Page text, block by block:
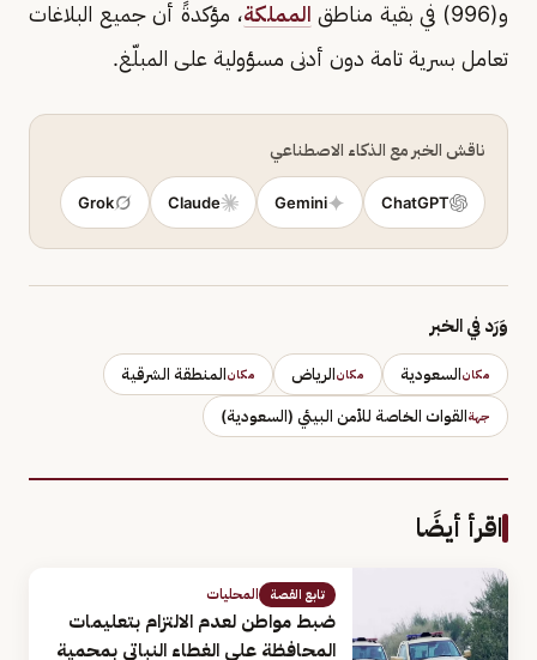
و(996) في بقية مناطق
المملكة، مؤكدةً أن جميع البلاغات
تعامل بسرية تامة دون أدنى مسؤولية على المبلّغ.
ناقش الخبر مع الذكاء الاصطناعي
ChatGPT
Gemini
Claude
Grok
وَرَد في الخبر
مكانالسعودية مكانالرياض مكانالمنطقة الشرقية
جهةالقوات الخاصة للأمن البيئي (السعودية)
اقرأ أيضًا
تابع القصة المحليات
ضبط مواطن لعدم الالتزام بتعليمات
المحافظة على الغطاء النباتي بمحمية